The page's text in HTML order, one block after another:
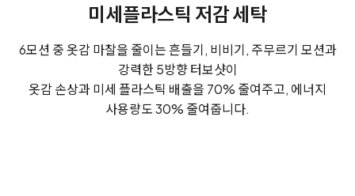
미세플라스틱 저감 세탁
6모션 중 옷감 마찰을 줄이는 흔들기, 비비기, 주무르기 모션과
강력한 5방향 터보샷이
옷감 손상과 미세 플라스틱 배출을 70% 줄여주고, 에너지
사용량도 30% 줄여줍니다.